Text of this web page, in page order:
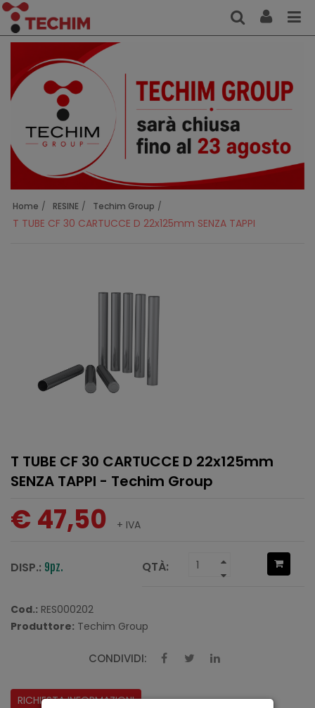
Home RESINE Techim Group
T TUBE CF 30 CARTUCCE D 22x125mm SENZA TAPPI
T TUBE CF 30 CARTUCCE D 22x125mm
SENZA TAPPI - Techim Group
€ 47,50 + IVA
DISP.: 9pz. QTÀ:
Cod.: RES000202
Produttore: Techim Group
CONDIVIDI:
RICHIESTA INFORMAZIONI